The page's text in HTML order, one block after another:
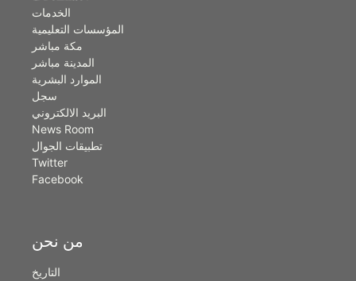
الخدمات
المؤسسات التعليمية
مكة مباشر
المدينة مباشر
الموارد البشرية
سجل
البريد الالكتروني
News Room
تطبيقات الجوال
Twitter
Facebook
من نحن
التاريخ